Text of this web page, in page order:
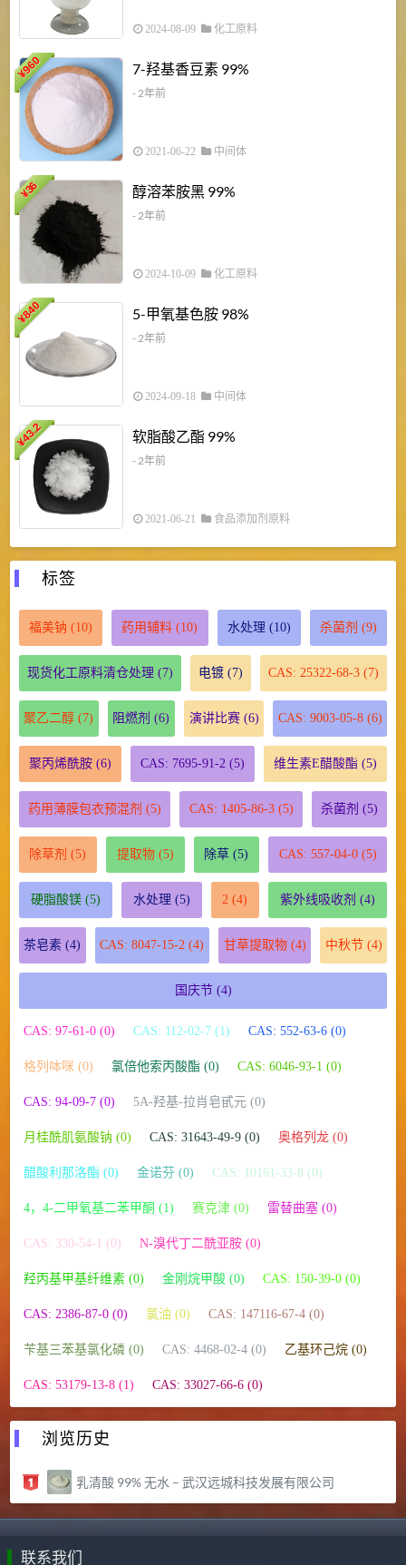
2024-08-09 化工原料
¥
960 7-羟基香豆素 99%
- 2年前
2021-06-22 中间体
¥
36 醇溶苯胺黑 99%
- 2年前
2024-10-09 化工原料
¥
840 5-甲氧基色胺 98%
- 2年前
2024-09-18 中间体
¥
43.2 软脂酸乙酯 99%
- 2年前
2021-06-21 食品添加剂原料
标签
福美钠 (10) 药用辅料 (10) 水处理 (10) 杀菌剂 (9)
现货化工原料清仓处理 (7) 电镀 (7) CAS: 25322-68-3 (7)
聚乙二醇 (7) 阻燃剂 (6) 演讲比赛(6) CAS: 9003-05-8(6)
聚丙烯酰胺(6) CAS: 7695-91-2 (5) 维生素E醋酸酯 (5)
药用薄膜包衣预混剂 (5) CAS: 1405-86-3(5) 杀菌剂 (5)
除草剂 (5) 提取物(5) 除草 (5) CAS: 557-04-0(5)
硬脂酸镁(5) 水处理 (5) 2 (4) 紫外线吸收剂 (4)
茶皂素 (4) CAS: 8047-15-2 (4) 甘草提取物(4) 中秋节(4)
国庆节(4)
CAS: 97-61-0 (0) CAS: 112-02-7 (1) CAS: 552-63-6 (0)
格列呠咪 (0) 氯倍他索丙酸酯 (0) CAS: 6046-93-1 (0)
CAS: 94-09-7 (0) 5A-羟基-拉肖皂甙元 (0)
月桂酰肌氨酸钠 (0) CAS: 31643-49-9 (0) 奥格列龙 (0)
醋酸利那洛酯 (0) 金诺芬 (0) CAS: 10161-33-8 (0)
4，4-二甲氧基二苯甲酮 (1) 赛克津 (0) 雷替曲塞 (0)
CAS: 330-54-1 (0) N-溴代丁二酰亚胺 (0)
羟丙基甲基纤维素 (0) 金刚烷甲酸 (0) CAS: 150-39-0 (0)
CAS: 2386-87-0 (0) 氯油 (0) CAS: 147116-67-4 (0)
苄基三苯基氯化磷 (0) CAS: 4468-02-4 (0) 乙基环己烷 (0)
CAS: 53179-13-8 (1) CAS: 33027-66-6 (0)
浏览历史
乳清酸 99% 无水 – 武汉远城科技发展有限公司
联系我们